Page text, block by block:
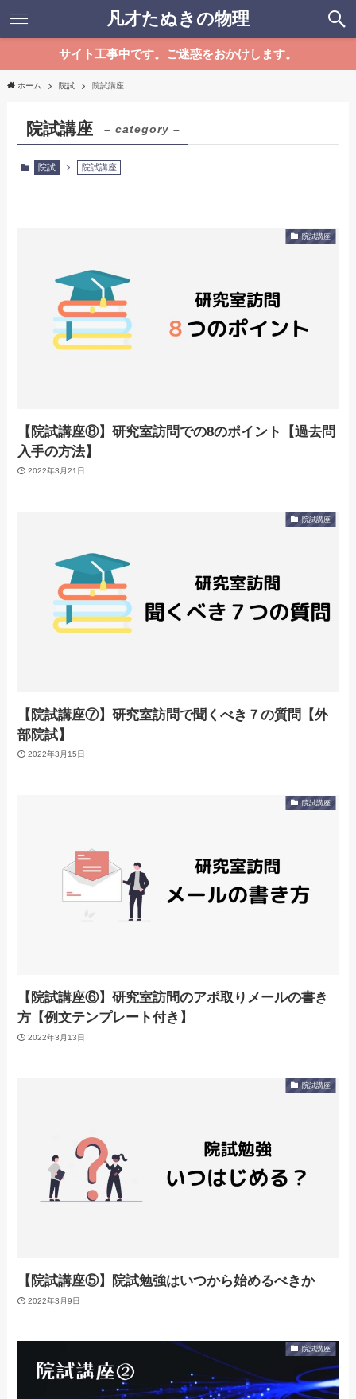
凡才たぬきの物理
サイト工事中です。ご迷惑をおかけします。
ホーム 院試 院試講座
院試講座 – category –
院試 院試講座
院試講座
【院試講座⑧】研究室訪問での8のポイント【過去問
入手の方法】
2022年3月21日
院試講座
【院試講座⑦】研究室訪問で聞くべき７の質問【外
部院試】
2022年3月15日
院試講座
【院試講座⑥】研究室訪問のアポ取りメールの書き
方【例文テンプレート付き】
2022年3月13日
院試講座
【院試講座⑤】院試勉強はいつから始めるべきか
2022年3月9日
院試講座